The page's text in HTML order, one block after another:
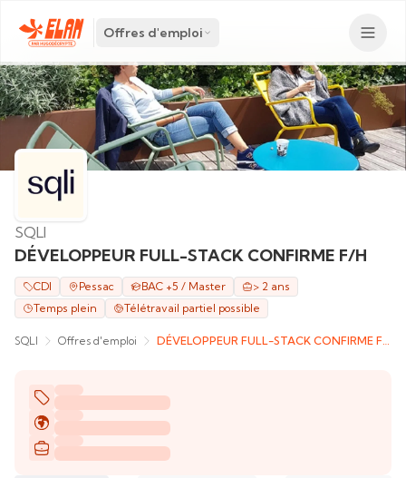
Offres d'emploi
DÉVELOPPEUR FULL-STACK CONFIRME F/H
SQLI
CDI Pessac BAC +5 / Master
> 2 ans
Temps plein
Télétravail partiel possible
SQLI Offres d'emploi DÉVELOPPEUR FULL-STACK CONFIRME F/H